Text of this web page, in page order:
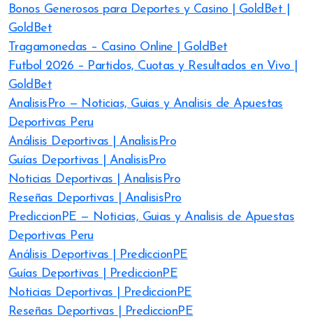
Bonos Generosos para Deportes y Casino | GoldBet |
GoldBet
Tragamonedas – Casino Online | GoldBet
Futbol 2026 – Partidos, Cuotas y Resultados en Vivo |
GoldBet
AnalisisPro — Noticias, Guias y Analisis de Apuestas
Deportivas Peru
Análisis Deportivas | AnalisisPro
Guías Deportivas | AnalisisPro
Noticias Deportivas | AnalisisPro
Reseñas Deportivas | AnalisisPro
PrediccionPE — Noticias, Guias y Analisis de Apuestas
Deportivas Peru
Análisis Deportivas | PrediccionPE
Guías Deportivas | PrediccionPE
Noticias Deportivas | PrediccionPE
Reseñas Deportivas | PrediccionPE